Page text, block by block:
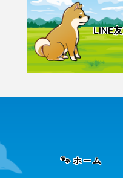
LINE友だ
🐾 ホーム